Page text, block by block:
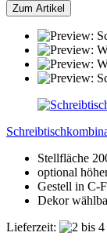
Zum Artikel
Stellfläche
optional
Gestell in C-
Dekor
Lieferzeit: